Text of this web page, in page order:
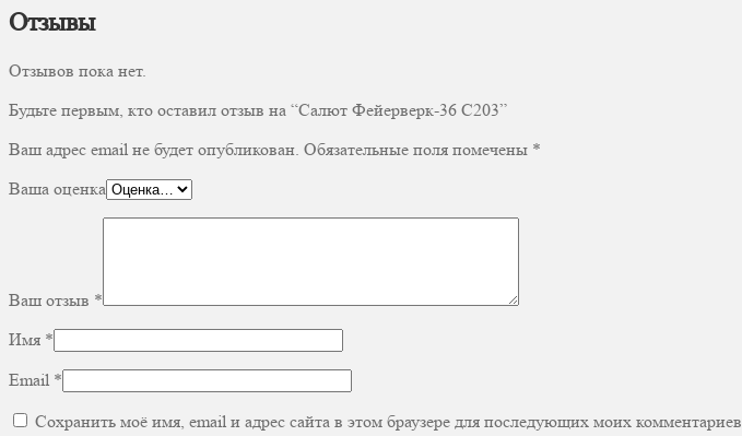
Отзывы
Отзывов пока нет.
Будьте первым, кто оставил отзыв на “Салют Фейерверк-36 C203”
Ваш адрес email не будет опубликован. Обязательные поля помечены *
Ваша оценка
Ваш отзыв *
Имя *
Email *
Сохранить моё имя, email и адрес сайта в этом браузере для последующих моих комментариев.